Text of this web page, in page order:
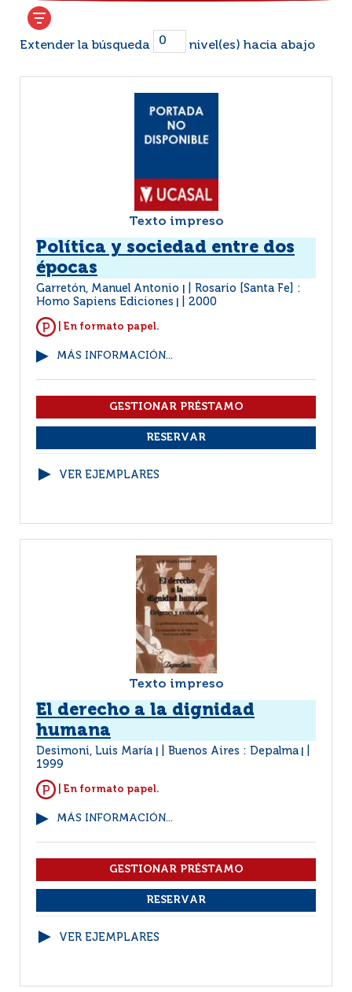
Extender la búsqueda nivel(es) hacia abajo
Texto impreso
Política y sociedad entre dos
épocas
Garretón, Manuel Antonio
Rosario [Santa Fe] :
Homo Sapiens Ediciones
2000
| En formato papel.
MÁS INFORMACIÓN...
VER EJEMPLARES
Texto impreso
El derecho a la dignidad
humana
Desimoni, Luis María Buenos Aires : Depalma
1999
| En formato papel.
MÁS INFORMACIÓN...
VER EJEMPLARES